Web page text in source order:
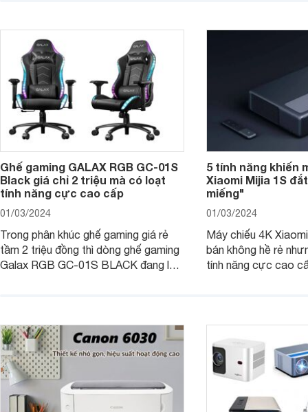
Ghế gaming GALAX RGB GC-01S
Black giá chỉ 2 triệu mà có loạt
tính năng cực cao cấp
01/03/2024
Trong phân khúc ghế gaming giá rẻ
tầm 2 triệu đồng thì dòng ghế gaming
Galax RGB GC-01S BLACK đang là
5 tính năng khiến
Xiaomi Mijia 1S
miếng"
01/03/2024
Máy chiếu 4K
bán không hề rẻ
tính năng cực cao